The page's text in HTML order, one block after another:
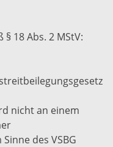
18 Abs. 2 MStV:
nicht an einem
des VSBG